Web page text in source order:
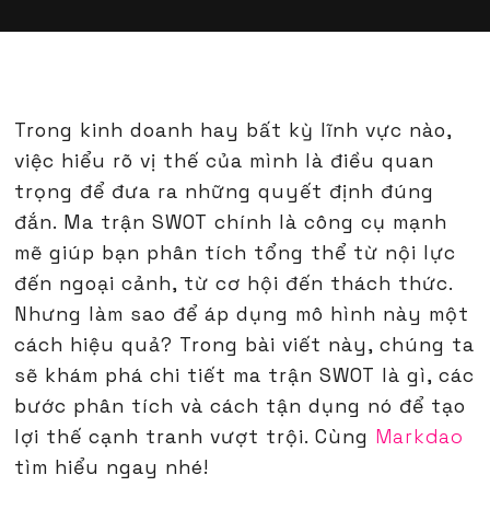
Trong kinh doanh hay bất kỳ lĩnh vực nào,
việc hiểu rõ vị thế của mình là điều quan
trọng để đưa ra những quyết định đúng
đắn. Ma trận SWOT chính là công cụ mạnh
mẽ giúp bạn phân tích tổng thể từ nội lực
đến ngoại cảnh, từ cơ hội đến thách thức.
Nhưng làm sao để áp dụng mô hình này một
cách hiệu quả? Trong bài viết này, chúng ta
sẽ khám phá chi tiết ma trận SWOT là gì, các
bước phân tích và cách tận dụng nó để tạo
lợi thế cạnh tranh vượt trội. Cùng Markdao
tìm hiểu ngay nhé!